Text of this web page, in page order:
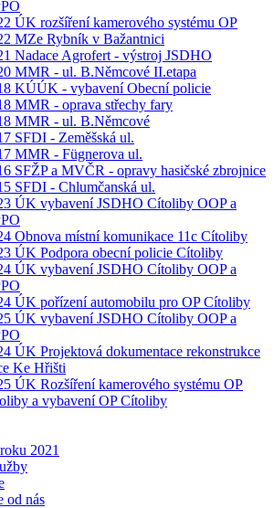
ÚK rozšíření kamerového systému OP
MZe Rybník v Bažantnici
Nadace Agrofert - výstroj JSDHO
MMR - ul. B.Němcové II.etapa
KÚÚK - vybavení Obecní policie
MMR - oprava střechy fary
MMR - ul. B.Němcové
SFDI - Zeměšská ul.
MMR - Fügnerova ul.
SFŽP a MVČR - opravy hasičské zbrojnice
SFDI - Chlumčanská ul.
ÚK vybavení JSDHO Cítoliby OOP a
Obnova místní komunikace 11c Cítoliby
ÚK Podpora obecní policie Cítoliby
ÚK vybavení JSDHO Cítoliby OOP a
ÚK pořízení automobilu pro OP Cítoliby
ÚK vybavení JSDHO Cítoliby OOP a
ÚK Projektová dokumentace rekonstrukce
Ke Hřišti
ÚK Rozšíření kamerového systému OP
a vybavení OP Cítoliby
2021
od nás